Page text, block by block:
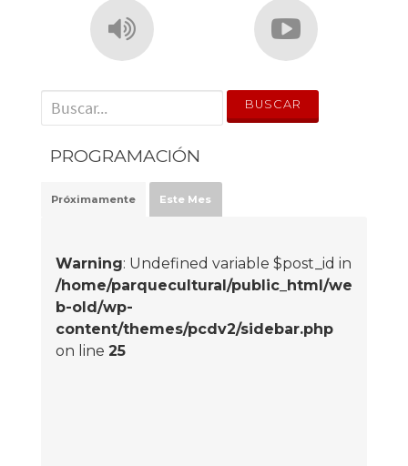
' . __('Search for:') . '
PROGRAMACIÓN
Próximamente Este Mes
Warning: Undefined variable $post_id in
/home/parquecultural/public_html/we
b-old/wp-
content/themes/pcdv2/sidebar.php
on line 25